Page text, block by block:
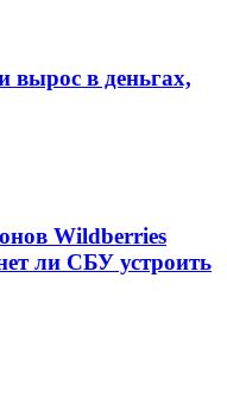
вырос в деньгах,
Wildberries
ли СБУ устроить